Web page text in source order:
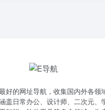
好的网址导航，收集国内外各领
盖日常办公、设计师、二次元、